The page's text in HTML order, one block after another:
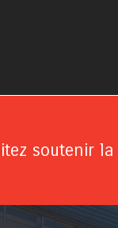
soutenir